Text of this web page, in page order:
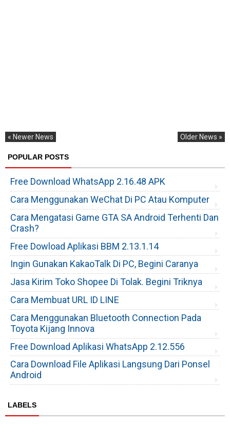
« Newer News Older News »
POPULAR POSTS
Free Download WhatsApp 2.16.48 APK
Cara Menggunakan WeChat Di PC Atau Komputer
Cara Mengatasi Game GTA SA Android Terhenti Dan
Crash?
Free Dowload Aplikasi BBM 2.13.1.14
Ingin Gunakan KakaoTalk Di PC, Begini Caranya
Jasa Kirim Toko Shopee Di Tolak. Begini Triknya
Cara Membuat URL ID LINE
Cara Menggunakan Bluetooth Connection Pada
Toyota Kijang Innova
Free Download Aplikasi WhatsApp 2.12.556
Cara Download File Aplikasi Langsung Dari Ponsel
Android
LABELS